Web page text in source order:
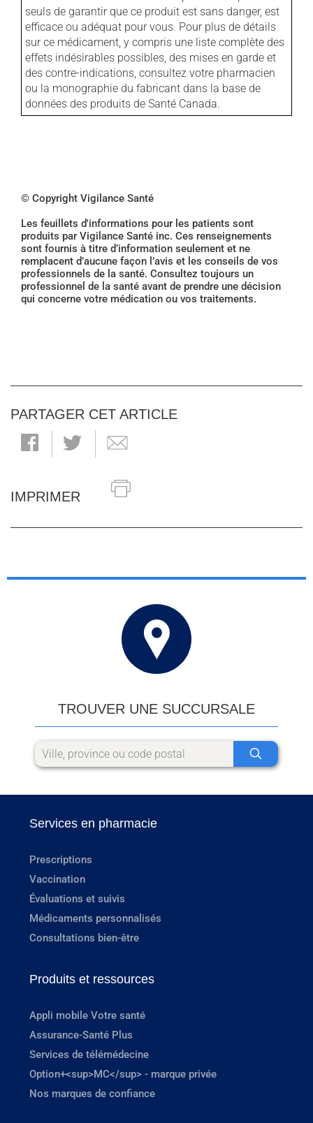
seuls de garantir que ce produit est sans danger, est
efficace ou adéquat pour vous. Pour plus de détails
sur ce médicament, y compris une liste complète des
effets indésirables possibles, des mises en garde et
des contre-indications, consultez votre pharmacien
ou la monographie du fabricant dans la base de
données des produits de Santé Canada.
© Copyright Vigilance Santé
Les feuillets d'informations pour les patients sont
produits par Vigilance Santé inc. Ces renseignements
sont fournis à titre d’information seulement et ne
remplacent d’aucune façon l’avis et les conseils de vos
professionnels de la santé. Consultez toujours un
professionnel de la santé avant de prendre une décision
qui concerne votre médication ou vos traitements.
PARTAGER CET ARTICLE
IMPRIMER
TROUVER UNE SUCCURSALE
Services en pharmacie
Prescriptions
Vaccination
Évaluations et suivis
Médicaments personnalisés
Consultations bien-être
Produits et ressources
Appli mobile Votre santé
Assurance-Santé Plus
Services de télémédecine
Option+<sup>MC</sup> - marque privée
Nos marques de confiance